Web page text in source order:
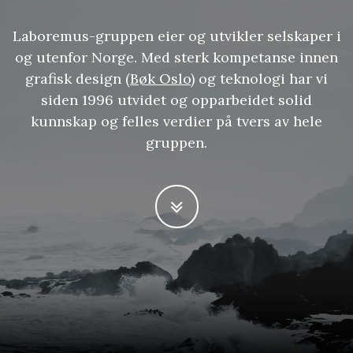
Laboremus-gruppen eier og utvikler selskaper i
og utenfor Norge. Med sterk kompetanse innen
grafisk design (Bøk Oslo) og teknologi har vi
siden 1996 utvidet og opparbeidet solid
kunnskap og felles verdier på tvers av hele
gruppen.